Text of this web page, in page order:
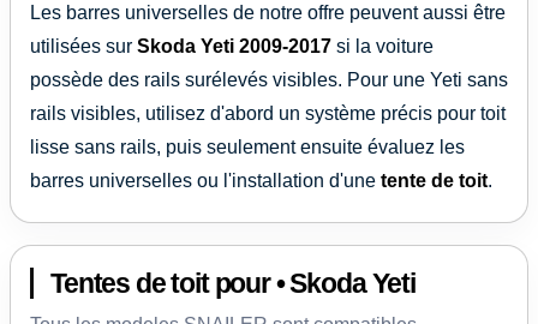
Les barres universelles de notre offre peuvent aussi être
utilisées sur Skoda Yeti 2009-2017 si la voiture
possède des rails surélevés visibles. Pour une Yeti sans
rails visibles, utilisez d'abord un système précis pour toit
lisse sans rails, puis seulement ensuite évaluez les
barres universelles ou l'installation d'une tente de toit.
Tentes de toit pour • Skoda Yeti